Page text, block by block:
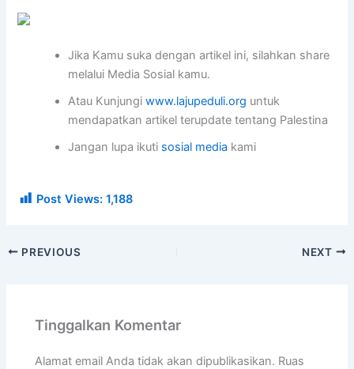
Jika Kamu suka dengan artikel ini, silahkan share
melalui Media Sosial kamu.
Atau Kunjungiwww.lajupeduli.org untuk
mendapatkan artikel terupdate tentang Palestina
Jangan lupa ikuti sosial media kami
Post Views: 1,188
PREVIOUS NEXT
Tinggalkan Komentar
Alamat email Anda tidak akan dipublikasikan. Ruas